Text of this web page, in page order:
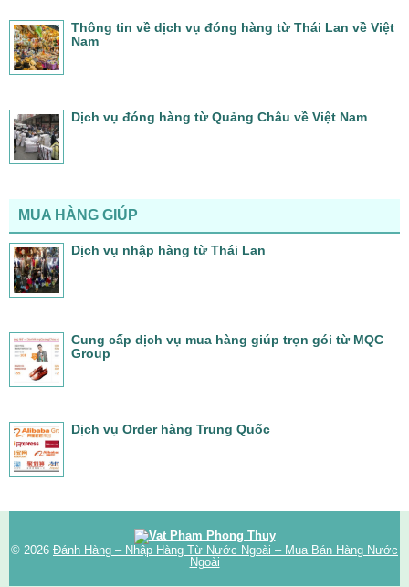
Thông tin về dịch vụ đóng hàng từ Thái Lan về Việt
Nam
Dịch vụ đóng hàng từ Quảng Châu về Việt Nam
MUA HÀNG GIÚP
Dịch vụ nhập hàng từ Thái Lan
Cung cấp dịch vụ mua hàng giúp trọn gói từ MQC
Group
Dịch vụ Order hàng Trung Quốc
© 2026 Đánh Hàng – Nhập Hàng Từ Nước Ngoài – Mua Bán Hàng Nước
Ngoài